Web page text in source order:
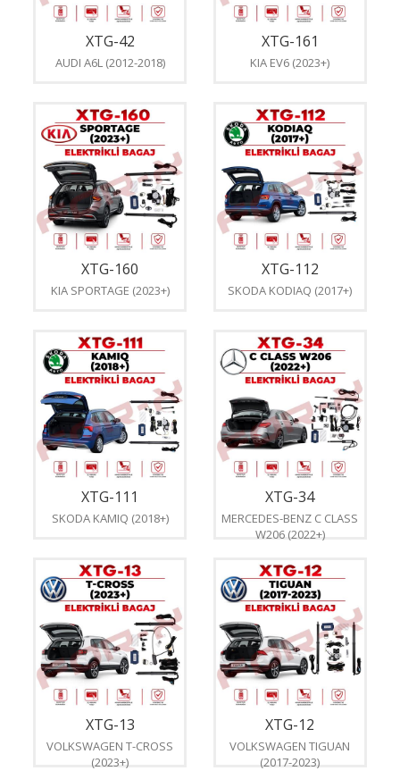
XTG-42
AUDI A6L (2012-2018)
XTG-161
KIA EV6 (2023+)
XTG-160
KIA SPORTAGE (2023+)
XTG-112
SKODA KODIAQ (2017+)
XTG-111
SKODA KAMIQ (2018+)
XTG-34
MERCEDES-BENZ C CLASS
W206 (2022+)
XTG-13
VOLKSWAGEN T-CROSS
(2023+)
XTG-12
VOLKSWAGEN TIGUAN
(2017-2023)